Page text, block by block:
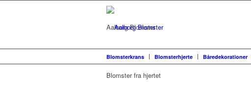
Aalborg Blomster
Blomster fra hjertet
Blomsterkrans Blomsterhjerte Båredekorationer